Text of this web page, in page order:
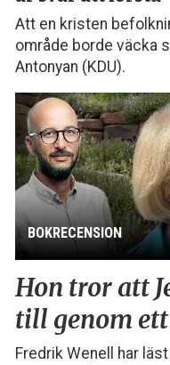
Att en kristen
område borde väcka
Antonyan (KDU).
BOKRECENSION
Hon tror att
till genom
Fredrik Wenell har